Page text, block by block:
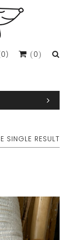
0
0)
SINGLE RESULT